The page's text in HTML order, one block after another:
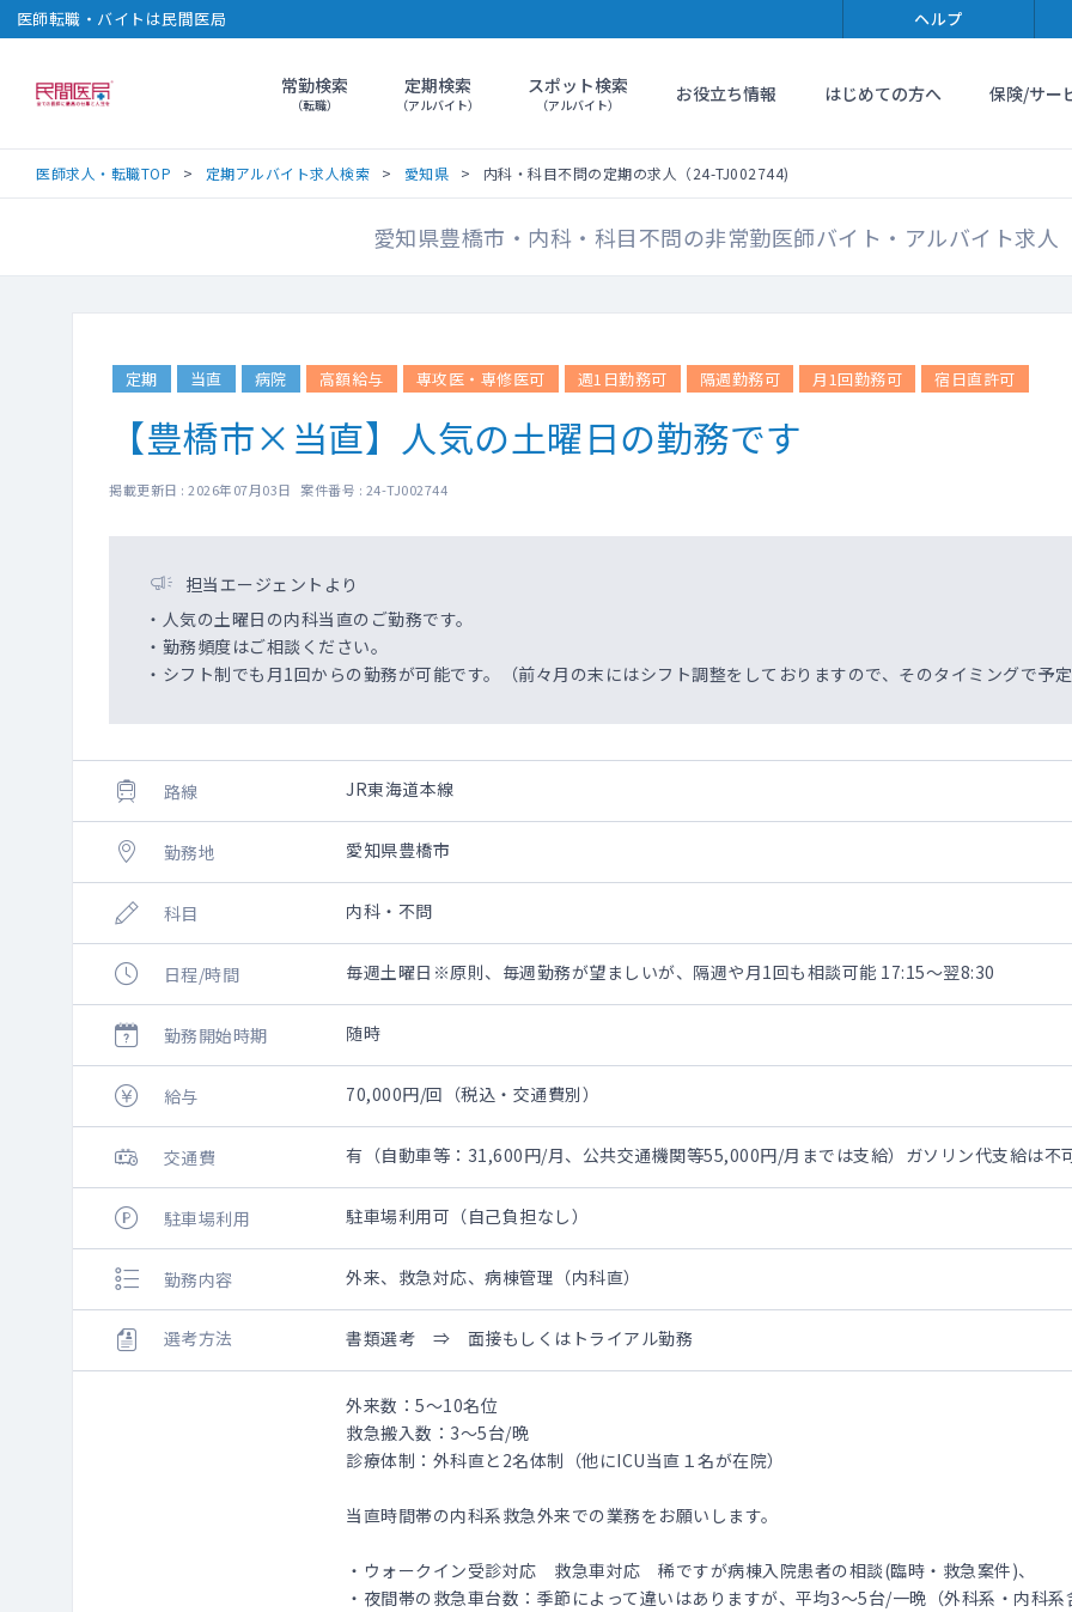
医師転職・バイトは民間医局 ヘルプ
民間医局常勤検索
（転職）
定期検索
（アルバイト）
スポット検索
（アルバイト） お役立ち情報 はじめての方へ 保険/サー
医師求人・転職TOP 定期アルバイト求人検索 愛知県 内科・科目不問の定期の求人（24-TJ002744)
愛知県豊橋市・内科・科目不問の非常勤医師バイト・アルバイト求人
定期 当直 病院 高額給与 専攻医・専修医可 週1日勤務可 隔週勤務可 月1回勤務可 宿日直許可
【豊橋市×当直】人気の土曜日の勤務です
掲載更新日 : 2026年07月03日 案件番号 : 24-TJ002744
担当エージェントより
・人気の土曜日の内科当直のご勤務です。
・勤務頻度はご相談ください。
・シフト制でも月1回からの勤務が可能です。（前々月の末にはシフト調整をしておりますので、そのタイミングで予定
路線 JR東海道本線
勤務地 愛知県豊橋市
科目 内科・不問
日程/時間 毎週土曜日※原則、毎週勤務が望ましいが、隔週や月1回も相談可能 17:15～翌8:30
勤務開始時期 随時
給与 70,000円/回（税込・交通費別）
交通費 有（自動車等：31,600円/月、公共交通機関等55,000円/月までは支給）ガソリン代支給は不
駐車場利用 駐車場利用可（自己負担なし）
勤務内容 外来、救急対応、病棟管理（内科直）
選考方法 書類選考 ⇒ 面接もしくはトライアル勤務
外来数：5～10名位
救急搬入数：3～5台/晩
診療体制：外科直と2名体制（他にICU当直１名が在院）
当直時間帯の内科系救急外来での業務をお願いします。
・ウォークイン受診対応 救急車対応 稀ですが病棟入院患者の相談(臨時・救急案件)、
・夜間帯の救急車台数：季節によって違いはありますが、平均3～5台/一晩（外科系・内科系